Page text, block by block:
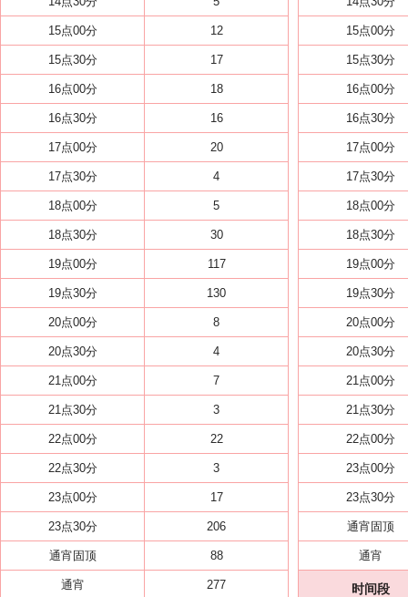
15点00分 12
15点30分 17
16点00分 18
16点30分 16
17点00分 20
17点30分 4
18点00分 5
18点30分 30
19点00分 117
19点30分 130
20点00分 8
20点30分 4
21点00分 7
21点30分 3
22点00分 22
22点30分 3
23点00分 17
23点30分 206
通宵固顶 88
通宵 277
15点00分
15点30分
16点00分
16点30分
17点00分
17点30分
18点00分
18点30分
19点00分
19点30分
20点00分
20点30分
21点00分
21点30分
22点00分
23点00分
23点30分
通宵固顶
通宵
时间段